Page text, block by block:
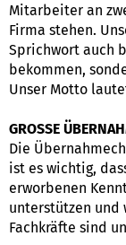
Mitarbeiter an
Firma stehen.
Sprichwort auch
bekommen,
Unser Motto
GROSSE
Die
ist es wichtig,
erworbenen
unterstützen und
Fachkräfte sind